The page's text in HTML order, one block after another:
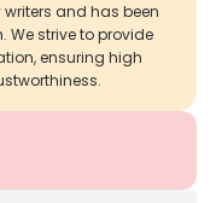
and has been
We strive to provide
ensuring high